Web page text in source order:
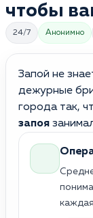
чтобы
24/7 Анонимно
Запой не
дежурные
города так,
запоя